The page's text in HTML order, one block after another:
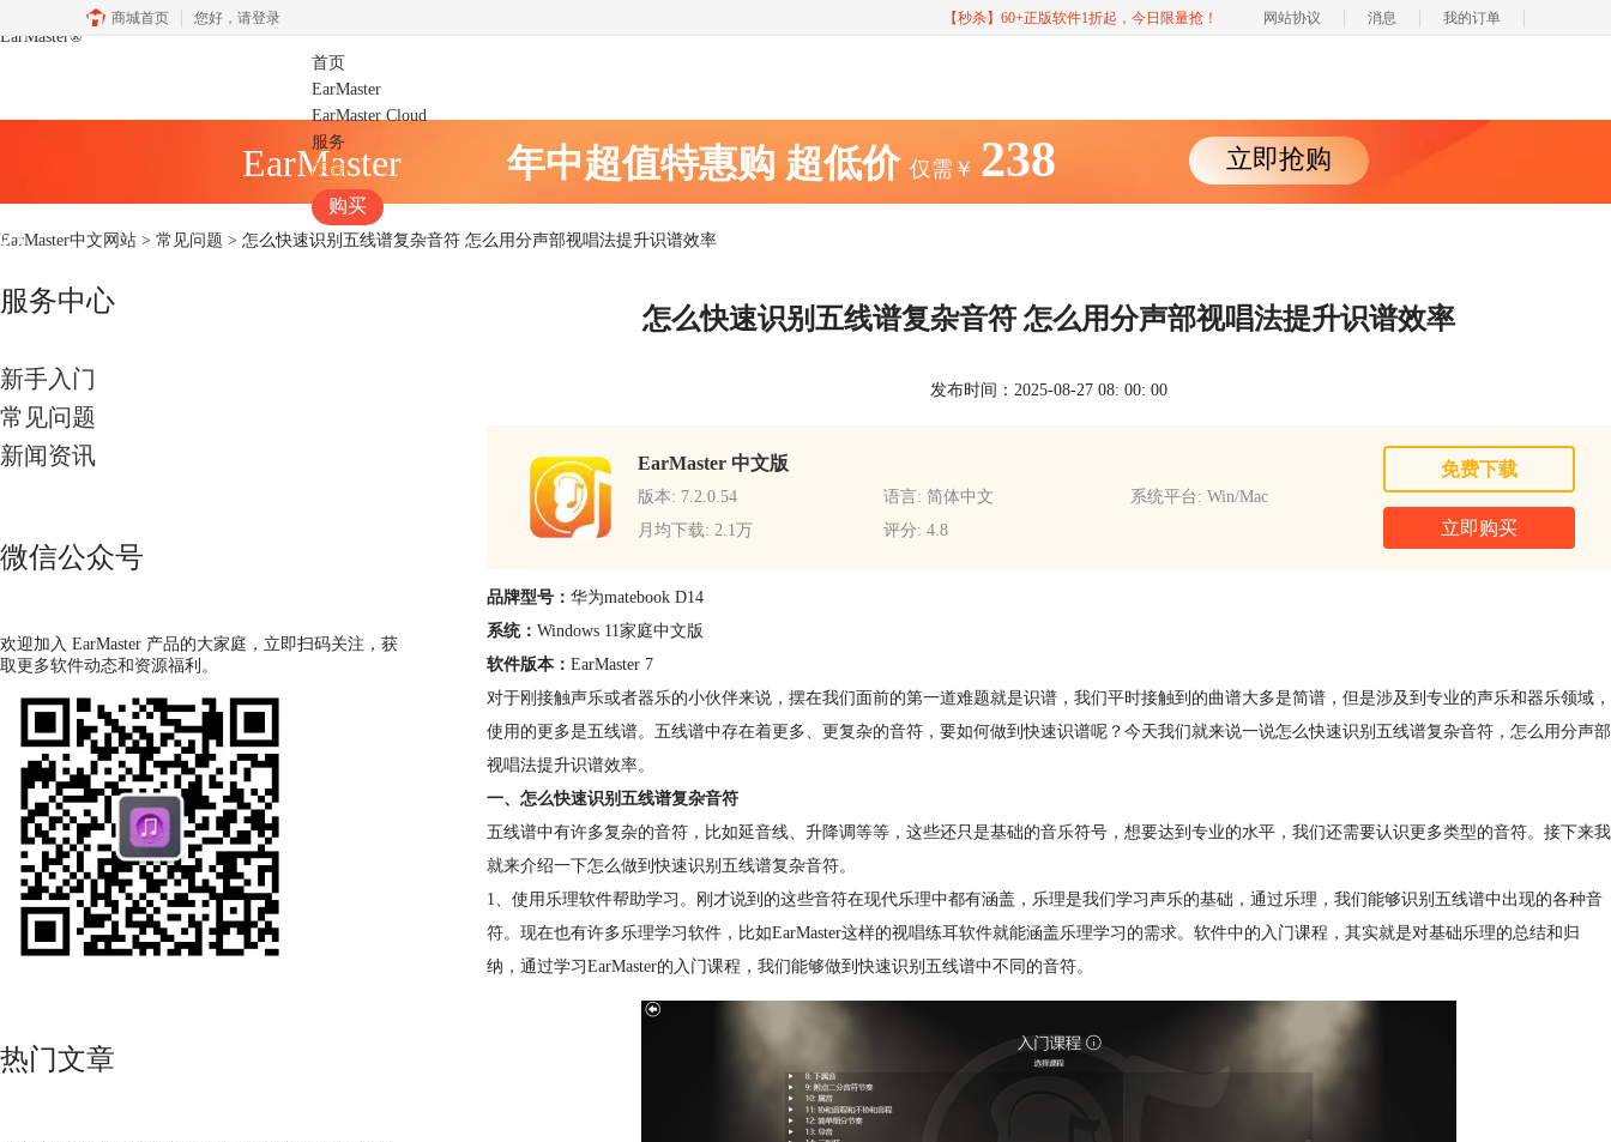
商城首页 您好， 请登录 【秒杀】60+正版软件1折起，今日限量抢！ 网站协议 消息 我的订单
EarMaster®
首页
EarMaster
EarMaster Cloud
服务
下载
购买
EarMaster 年中超值特惠购 超低价 仅需￥ 238 立即抢购
EarMaster中文网站 > 常见问题 > 怎么快速识别五线谱复杂音符 怎么用分声部视唱法提升识谱效率
服务中心
新手入门
常见问题
新闻资讯
微信公众号
欢迎加入 EarMaster 产品的大家庭，立即扫码关注，获
取更多软件动态和资源福利。
热门文章
怎么快速识别五线谱复杂音符 怎么用分声部视唱法提升识谱效率
发布时间：2025-08-27 08: 00: 00
EarMaster 中文版
版本: 7.2.0.54 语言: 简体中文
系统平台: Win/Mac
月均下载: 2.1万
评分: 4.8
免费下载
立即购买
品牌型号： 华为matebook D14
系统： Windows 11家庭中文版
软件版本： EarMaster 7
对于刚接触声乐或者器乐的小伙伴来说，摆在我们面前的第一道难题就是识谱，我们平时接触到的曲谱大多是简谱，但是涉及到专业的声乐和器乐领域，
使用的更多是五线谱。五线谱中存在着更多、更复杂的音符，要如何做到快速识谱呢？今天我们就来说一说怎么快速识别五线谱复杂音符，怎么用分声部
视唱法提升识谱效率。
一、怎么快速识别五线谱复杂音符
五线谱中有许多复杂的音符，比如延音线、升降调等等，这些还只是基础的音乐符号，想要达到专业的水平，我们还需要认识更多类型的音符。接下来我
就来介绍一下怎么做到快速识别五线谱复杂音符。
1、使用乐理软件帮助学习。刚才说到的这些音符在现代乐理中都有涵盖，乐理是我们学习声乐的基础，通过乐理，我们能够识别五线谱中出现的各种音
符。现在也有许多乐理学习软件，比如EarMaster这样的视唱练耳软件就能涵盖乐理学习的需求。软件中的入门课程，其实就是对基础乐理的总结和归
纳，通过学习EarMaster的入门课程，我们能够做到快速识别五线谱中不同的音符。